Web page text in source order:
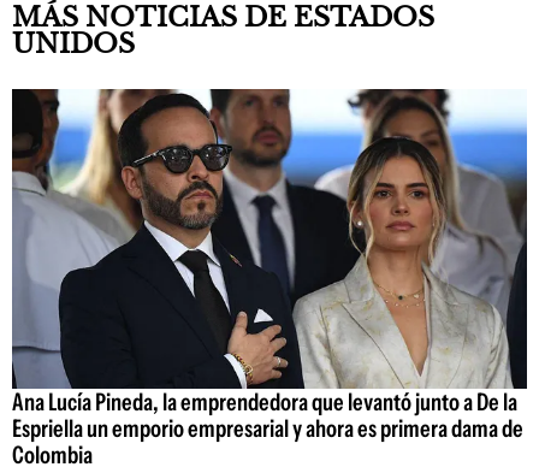
MÁS NOTICIAS DE ESTADOS
UNIDOS
Ana Lucía Pineda, la emprendedora que levantó junto a De la
Espriella un emporio empresarial y ahora es primera dama de
Colombia